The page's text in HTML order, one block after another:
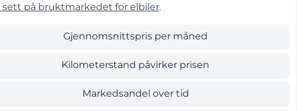
på bruktmarkedet for elbiler.
Gjennomsnittspris per måned
Kilometerstand påvirker prisen
Markedsandel over tid